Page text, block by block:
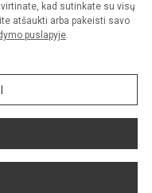
kad sutinkate su visų
atšaukti arba pakeisti savo
puslapyje.
valdymas